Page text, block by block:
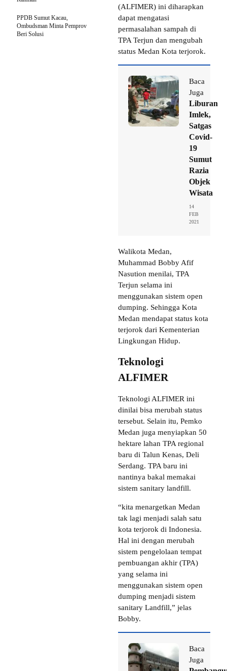
(ALFIMER) ini diharapkan
dapat mengatasi
permasalahan sampah di
TPA Terjun dan mengubah
status Medan Kota terjorok.
Baca
Juga
Liburan
Imlek,
Satgas
Covid-
19
Sumut
Razia
Objek
Wisata
14
FEB
2021
Walikota Medan,
Muhammad Bobby Afif
Nasution menilai, TPA
Terjun selama ini
menggunakan sistem open
dumping. Sehingga Kota
Medan mendapat status kota
terjorok dari Kementerian
Lingkungan Hidup.
Teknologi
ALFIMER
Teknologi ALFIMER ini
dinilai bisa merubah status
tersebut. Selain itu, Pemko
Medan juga menyiapkan 50
hektare lahan TPA regional
baru di Talun Kenas, Deli
Serdang. TPA baru ini
nantinya bakal memakai
sistem sanitary landfill.
“kita menargetkan Medan
tak lagi menjadi salah satu
kota terjorok di Indonesia.
Hal ini dengan merubah
sistem pengelolaan tempat
pembuangan akhir (TPA)
yang selama ini
menggunakan sistem open
dumping menjadi sistem
sanitary Landfill,” jelas
Bobby.
Baca
Juga
PPDB Sumut Kacau,
Ombudsman Minta Pemprov
Beri Solusi